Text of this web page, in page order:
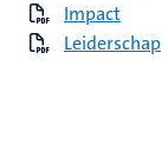
Impact
Leiderschap